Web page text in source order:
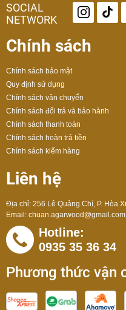
SOCIAL
NETWORK
Chính sách
Chính sách bảo mật
Quy định sử dụng
Chính sách vận chuyển
Chính sách đổi trả và bảo hành
Chính sách thanh toán
Chính sách hoàn trả tiền
Chính sách kiểm hàng
Liên hệ
Địa chỉ: 256 Lê Quảng Chí, P. Hòa
Email: chuan.agarwood@gmail.com
Hotline:
0935 35 36 34
Phương thức vận